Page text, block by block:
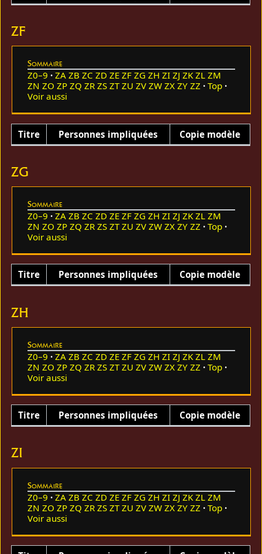
ZF
Sommaire
Z0–9 ZA ZB ZC ZD ZE ZF ZG ZH ZI ZJ ZK ZL ZM
ZN ZO ZP ZQ ZR ZS ZT ZU ZV ZW ZX ZY ZZ
Top
Voir aussi
Titre Personnes impliquées Copie modèle
ZG
Sommaire
Z0–9 ZA ZB ZC ZD ZE ZF ZG ZH ZI ZJ ZK ZL ZM
ZN ZO ZP ZQ ZR ZS ZT ZU ZV ZW ZX ZY ZZ
Top
Voir aussi
Titre Personnes impliquées Copie modèle
ZH
Sommaire
Z0–9 ZA ZB ZC ZD ZE ZF ZG ZH ZI ZJ ZK ZL ZM
ZN ZO ZP ZQ ZR ZS ZT ZU ZV ZW ZX ZY ZZ
Top
Voir aussi
Titre Personnes impliquées Copie modèle
ZI
Sommaire
Z0–9 ZA ZB ZC ZD ZE ZF ZG ZH ZI ZJ ZK ZL ZM
ZN ZO ZP ZQ ZR ZS ZT ZU ZV ZW ZX ZY ZZ
Top
Voir aussi